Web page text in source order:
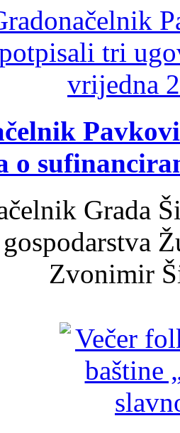
o
Grada
Zvonimir